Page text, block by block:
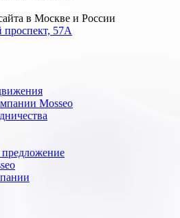
в Москве и России
проспект, 57А
Mosseo